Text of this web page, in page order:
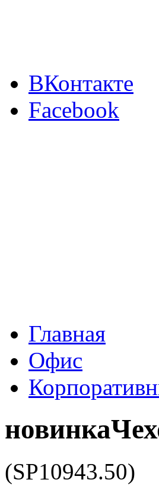
ВКонтакте
Facebook
Главная
Офис
новинка
(SP10943.50)